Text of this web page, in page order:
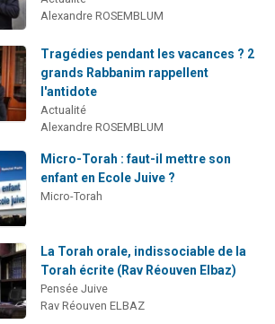
Alexandre ROSEMBLUM
Tragédies pendant les vacances ? 2
grands Rabbanim rappellent
l'antidote
Actualité
Alexandre ROSEMBLUM
Micro-Torah : faut-il mettre son
enfant en Ecole Juive ?
Micro-Torah
La Torah orale, indissociable de la
Torah écrite (Rav Réouven Elbaz)
Pensée Juive
Rav Réouven ELBAZ